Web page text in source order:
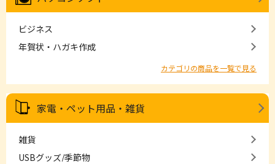
ビジネス
年賀状・ハガキ作成
カテゴリの商品を一覧で見る
家電・ペット用品・雑貨
雑貨
USBグッズ/季節物